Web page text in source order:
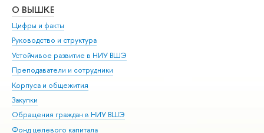
О ВЫШКЕ
Цифры и факты
Руководство и структура
Устойчивое развитие в НИУ ВШЭ
Преподаватели и сотрудники
Корпуса и общежития
Закупки
Обращения граждан в НИУ ВШЭ
Фонд целевого капитала